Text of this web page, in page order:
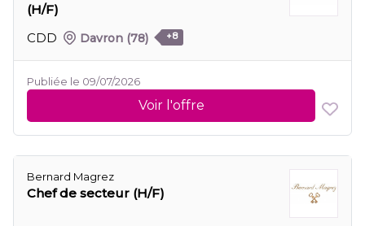
(H/F)
CDD
Davron (78) +8
Publiée le 09/07/2026
Voir l'offre
Bernard Magrez
Chef de secteur (H/F)